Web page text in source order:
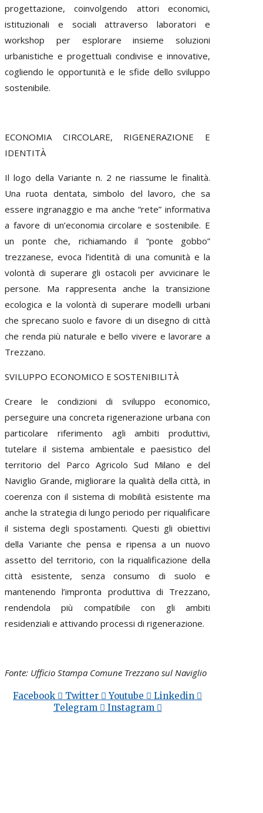
progettazione, coinvolgendo attori economici,
istituzionali e sociali attraverso laboratori e
workshop per esplorare insieme soluzioni
urbanistiche e progettuali condivise e innovative,
cogliendo le opportunità e le sfide dello sviluppo
sostenibile.
ECONOMIA CIRCOLARE, RIGENERAZIONE E
IDENTITÀ
Il logo della Variante n. 2 ne riassume le finalità.
Una ruota dentata, simbolo del lavoro, che sa
essere ingranaggio e ma anche “rete” informativa
a favore di un’economia circolare e sostenibile. E
un ponte che, richiamando il “ponte gobbo”
trezzanese, evoca l’identità di una comunità e la
volontà di superare gli ostacoli per avvicinare le
persone. Ma rappresenta anche la transizione
ecologica e la volontà di superare modelli urbani
che sprecano suolo e favore di un disegno di città
che renda più naturale e bello vivere e lavorare a
Trezzano.
SVILUPPO ECONOMICO E SOSTENIBILITÀ
Creare le condizioni di sviluppo economico,
perseguire una concreta rigenerazione urbana con
particolare riferimento agli ambiti produttivi,
tutelare il sistema ambientale e paesistico del
territorio del Parco Agricolo Sud Milano e del
Naviglio Grande, migliorare la qualità della città, in
coerenza con il sistema di mobilità esistente ma
anche la strategia di lungo periodo per riqualificare
il sistema degli spostamenti. Questi gli obiettivi
della Variante che pensa e ripensa a un nuovo
assetto del territorio, con la riqualificazione della
città esistente, senza consumo di suolo e
mantenendo l’impronta produttiva di Trezzano,
rendendola più compatibile con gli ambiti
residenziali e attivando processi di rigenerazione.
Fonte: Ufficio Stampa Comune Trezzano sul Naviglio
Facebook Twitter Youtube
Linkedin
Telegram
Instagram